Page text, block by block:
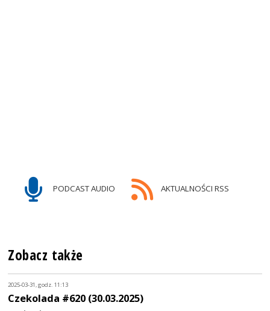
PODCAST AUDIO AKTUALNOŚCI RSS
Zobacz także
2025-03-31, godz. 11:13
Czekolada #620 (30.03.2025)